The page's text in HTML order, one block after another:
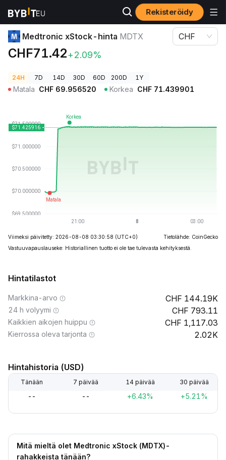
Rekisteröidy
Kryptohinnat Medtronic xStock-hinta MDTX
Medtronic xStock-hinta MDTX
CHF71.42+2.09%
CHF
24H 7D 14D 30D 60D 200D 1Y
Matala CHF 69.956520 Korkea CHF 71.439901
Viimeksi päivitetty: 2026-08-08 03:30:58 (UTC+0)
Tietolähde: CoinGecko
Vastuuvapauslauseke: Historiallinen tuotto ei ole tae tulevasta kehityksestä.
Hintatilastot
Markkina-arvo 144.19K
24 h volyymi 793.11
Kaikkien aikojen huippu 1,117.03
Kierrossa oleva tarjonta 2.02K
Hintahistoria (USD)
Tänään 7 päivää 14 päivää 30 päivää
-- -- +6.43% +5.21%
Mitä mieltä olet Medtronic xStock (MDTX)-
rahakkeista tänään?